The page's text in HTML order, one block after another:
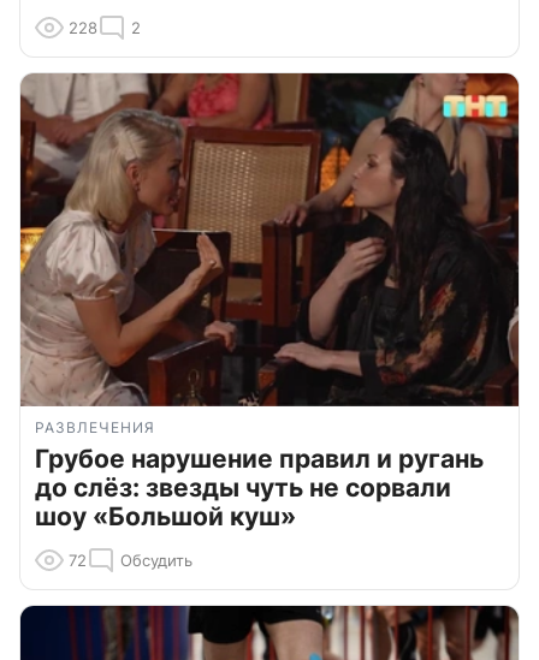
228 2
РАЗВЛЕЧЕНИЯ
Грубое нарушение правил и ругань
до слёз: звезды чуть не сорвали
шоу «Большой куш»
72 Обсудить